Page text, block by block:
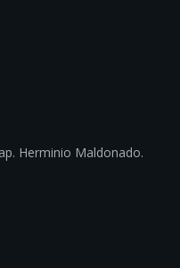
Herminio Maldonado.